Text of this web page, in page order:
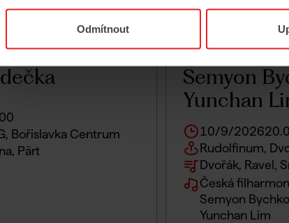
Odmítnout
Bořislavka Centrum
Pärt
Česká
Semyon
Yunchan
10/9/2026
Rudolfinum,
Dvořák, Ravel,
Česká
Semyon
Yunchan Lim